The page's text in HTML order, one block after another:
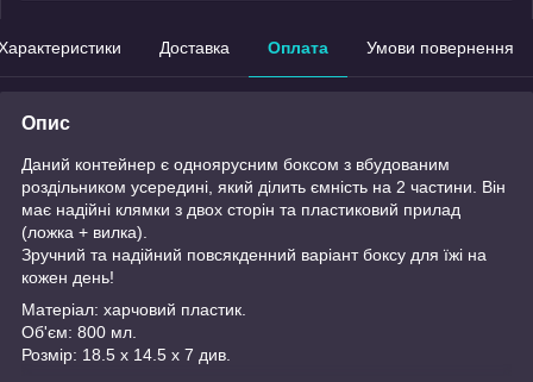
Доставка Оплата Умови повернення
Опис
Даний контейнер є одноярусним боксом з вбудованим
роздільником усередині, який ділить ємність на 2 частини. Він
має надійні клямки з двох сторін та пластиковий прилад
(ложка + вилка).
Зручний та надійний повсякденний варіант боксу для їжі на
кожен день!
Матеріал: харчовий пластик.
Об'єм: 800 мл.
Розмір: 18.5 х 14.5 х 7 див.